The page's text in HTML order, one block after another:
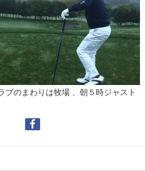
ブのまわりは牧場 、朝５時ジャスト